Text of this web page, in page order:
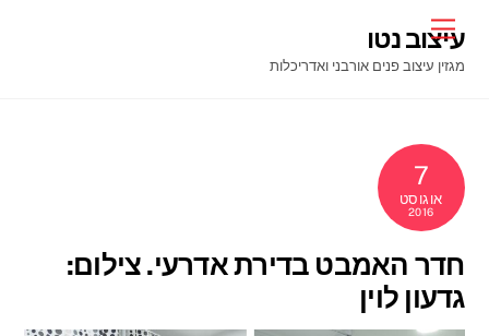
content
Menu
עיצוב נטו
מגזין עיצוב פנים אורבני ואדריכלות
7
אוגוסט
2016
חדר האמבט בדירת אדרעי. צילום:
גדעון לוין